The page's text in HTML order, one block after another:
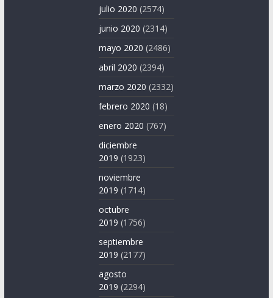
julio 2020 (2574)
junio 2020 (2314)
mayo 2020 (2486)
abril 2020 (2394)
marzo 2020 (2332)
febrero 2020 (18)
enero 2020 (767)
diciembre
2019 (1923)
noviembre
2019 (1714)
octubre
2019 (1756)
septiembre
2019 (2177)
agosto
2019 (2294)